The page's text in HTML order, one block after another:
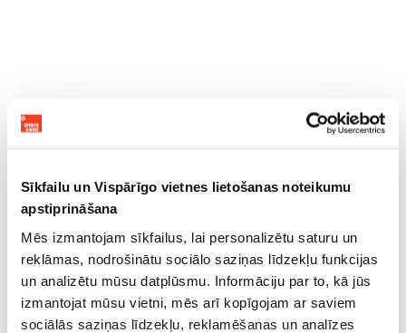
Sīkfailu un Vispārīgo vietnes lietošanas noteikumu
apstiprināšana
Mēs izmantojam sīkfailus, lai personalizētu saturu un
reklāmas, nodrošinātu sociālo saziņas līdzekļu funkcijas
un analizētu mūsu datplūsmu. Informāciju par to, kā jūs
izmantojat mūsu vietni, mēs arī kopīgojam ar saviem
sociālās saziņas līdzekļu, reklamēšanas un analīzes